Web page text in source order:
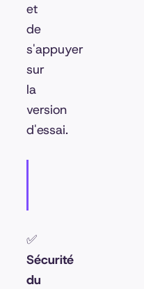
et
de
s'appuyer
sur
la
version
d'essai.
✅
Sécurité
du